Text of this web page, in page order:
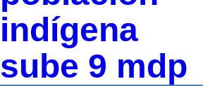
indígena
sube 9 mdp